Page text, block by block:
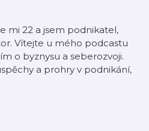
mi 22 a jsem podnikatel,
Vítejte u mého podcastu
o byznysu a seberozvoji.
a prohry v podnikání,